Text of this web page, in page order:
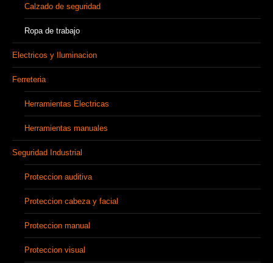
Calzado de seguridad
Ropa de trabajo
Electricos y Iluminacion
Ferreteria
Herramientas Electricas
Herramientas manuales
Seguridad Industrial
Proteccion auditiva
Proteccion cabeza y facial
Proteccion manual
Proteccion visual